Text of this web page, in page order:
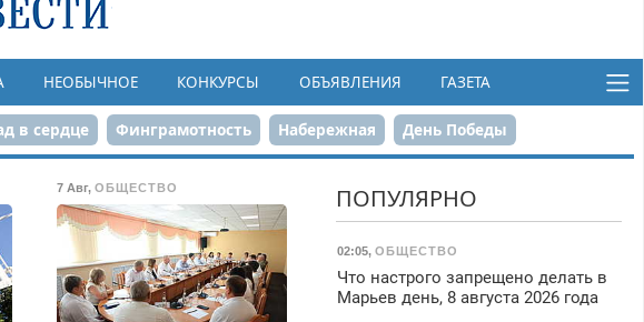
НЕОБЫЧНОЕ КОНКУРСЫ ОБЪЯВЛЕНИЯ ГАЗЕТА
в сердце Финграмотность Набережная День Победы
Парк Героев-летчиков
7 Авг, ОБЩЕСТВО ПОПУЛЯРНО
02:05, ОБЩЕСТВО
Что настрого запрещено делать в
Марьев день, 8 августа 2026 года